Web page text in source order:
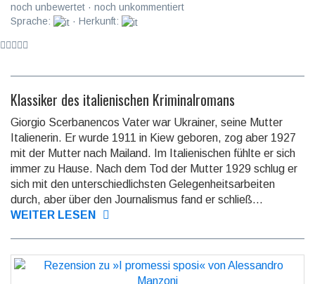
noch unbewertet · noch unkommentiert
Sprache:
· Herkunft:
Klassiker des italienischen Kriminalromans
Giorgio Scerbanencos Vater war Ukrainer, seine Mut­ter
Italienerin. Er wurde 1911 in Kiew geboren, zog aber 1927
mit der Mutter nach Mailand. Im Ita­lie­ni­schen fühlte er sich
immer zu Hause. Nach dem Tod der Mutter 1929 schlug er
sich mit den un­ter­schied­lich­sten Gelegenheitsarbeiten
durch, aber über den Journalismus fand er schließ...
WEITER LESEN